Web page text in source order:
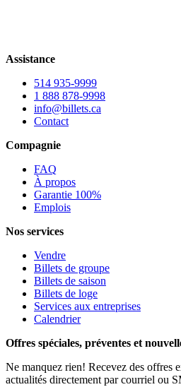
Assistance
514 935-9999
1 888 878-9998
info@billets.ca
Contact
Compagnie
FAQ
À propos
Garantie 100%
Emplois
Nos services
Vendre
Billets de groupe
Billets de saison
Billets de loge
Services aux entreprises
Calendrier
Offres spéciales, préventes et
Ne manquez rien! Recevez des offres
actualités directement par courriel ou